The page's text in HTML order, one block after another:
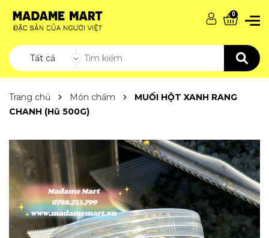
Tất cả
0
Trang chủ Món chấm
MUỐI HỘT XANH RANG
CHANH (Hũ 500G)